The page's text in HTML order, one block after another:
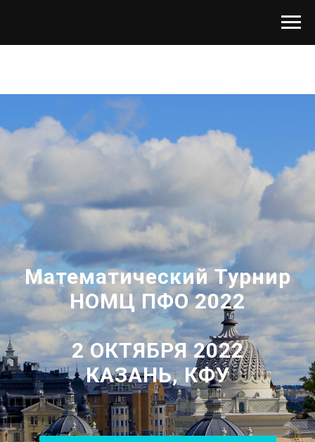
Математический Турнир
НОМЦ ПФО 2022
2 ОКТЯБРЯ 2022
КАЗАНЬ, КФУ